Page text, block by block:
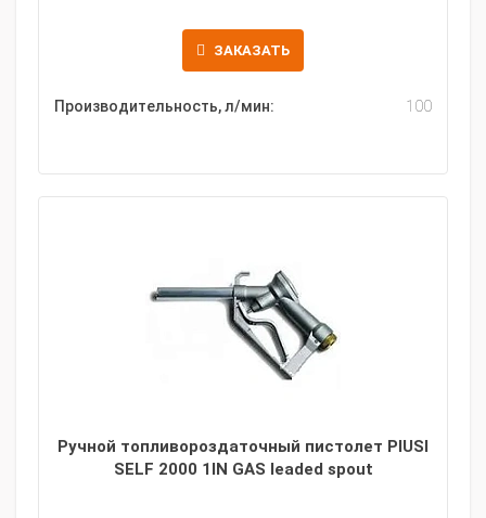
ЗАКАЗАТЬ
Производительность, л/мин: 100
Ручной топливороздаточный пистолет PIUSI
SELF 2000 1IN GAS leaded spout